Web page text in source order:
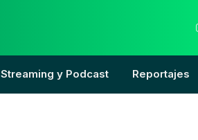
Streaming y Podcast Reportajes